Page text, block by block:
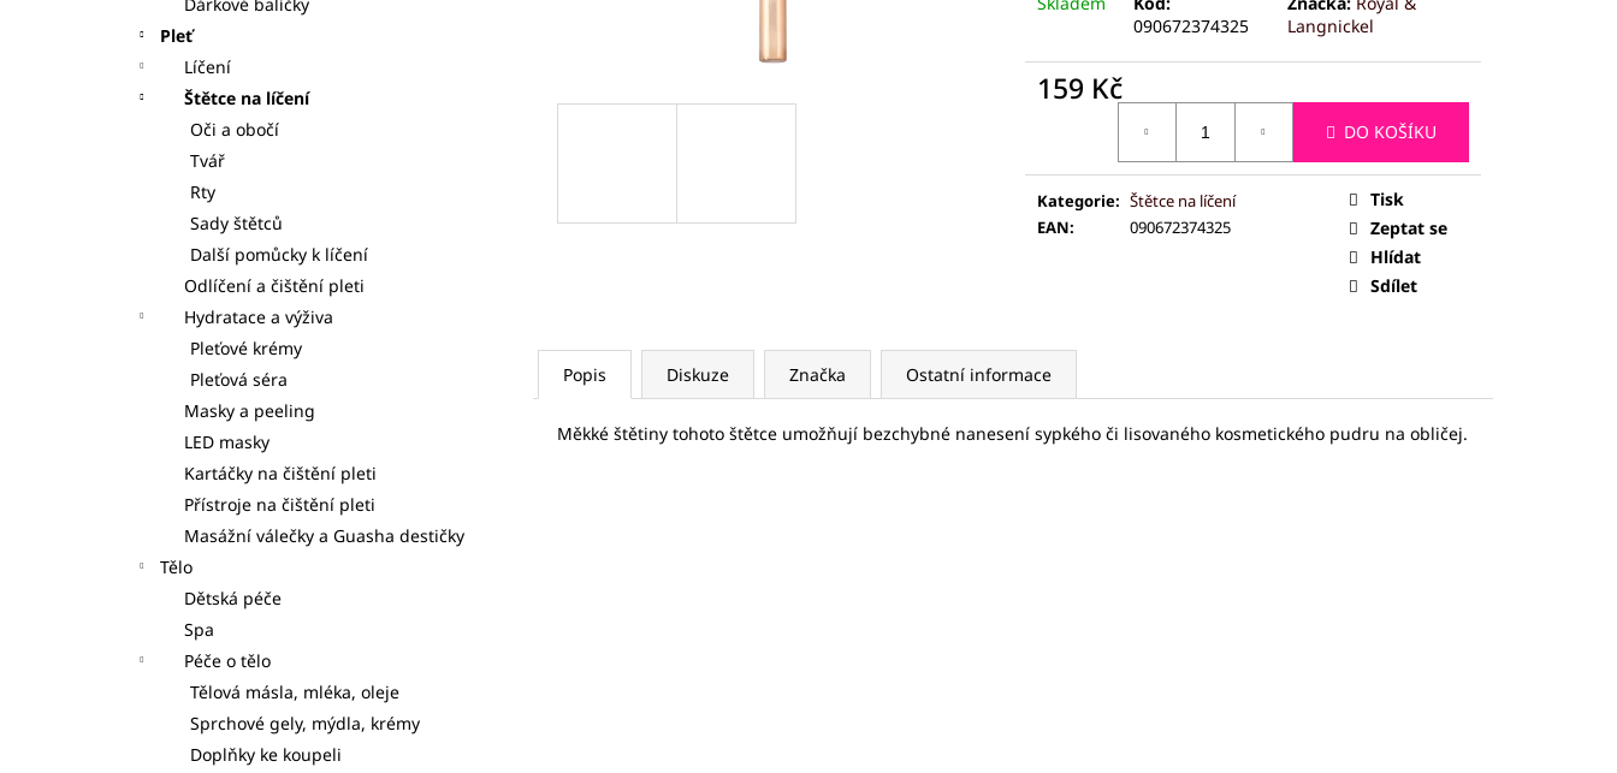
Pleť
Líčení
Štětce na líčení
Oči a obočí
Tvář
Rty
Sady štětců
Další pomůcky k líčení
Odlíčení a čištění pleti
Hydratace a výživa
Pleťové krémy
Pleťová séra
Masky a peeling
LED masky
Kartáčky na čištění pleti
Přístroje na čištění pleti
Masážní válečky a Guasha destičky
Tělo
Dětská péče
Spa
Péče o tělo
Tělová másla, mléka, oleje
Sprchové gely, mýdla, krémy
Doplňky ke koupeli
090672374325
Langnickel
159 Kč
DO KOŠÍKU
Kategorie: Štětce na líčení
EAN: 090672374325
Tisk
Zeptat se
Hlídat
Sdílet
Popis Diskuze Značka Ostatní informace
Měkké štětiny tohoto štětce umožňují bezchybné nanesení sypkého či lisovaného kosmetického pudru na obličej.
PALSAR7 CESTOVNÍ KOSMETICKÁ SADA
S DÁVKOVAČI 7KS
125 Kč
PALSAR7 CESTOVNÍ MANIKÚRNÍ SADA
VÁLEČEK NA OBLIČEJ (JADEIT)